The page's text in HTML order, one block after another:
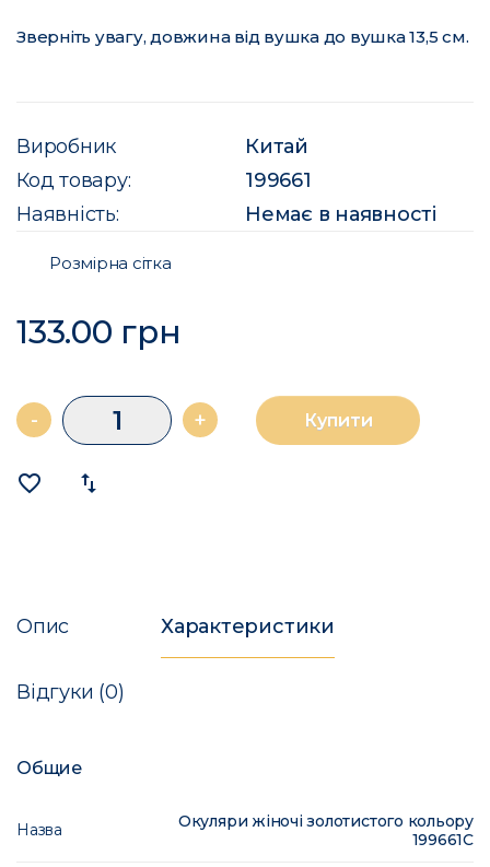
Зверніть увагу, довжина від вушка до вушка 13,5 см.
Виробник
Китай
Код товару:
199661
Наявність:
Немає в наявності
Розмірна сітка
133.00 грн
- + Купити
favorite_border import_export
Опис Характеристики
Відгуки (0)
Общие
Назва
Окуляри жіночі золотистого кольору
199661C